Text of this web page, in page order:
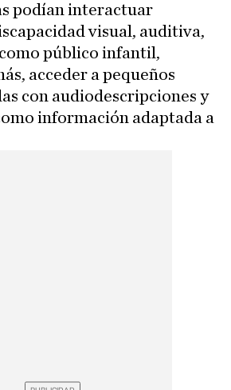
podían interactuar
visual, auditiva,
público infantil,
acceder a pequeños
con audiodescripciones y
información adaptada a